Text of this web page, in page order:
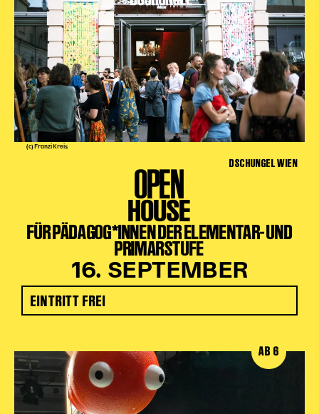
(c) Franzi Kreis
DSCHUNGEL WIEN
OPEN
HOUSE
FÜR PÄDAGOG*INNEN DER ELEMENTAR- UND
PRIMARSTUFE
16. SEPTEMBER
EINTRITT FREI
AB 6